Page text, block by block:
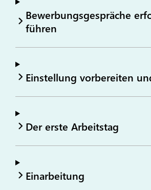
Bewerbungsgespräche
führen
Einstellung vorbereiten
Der erste Arbeitstag
Einarbeitung